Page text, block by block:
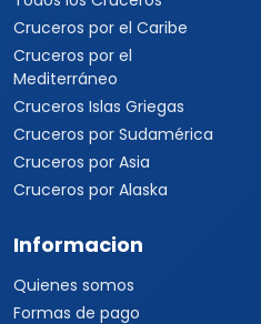
Cruceros por el Caribe
Cruceros por el
Mediterráneo
Cruceros Islas Griegas
Cruceros por Sudamérica
Cruceros por Asia
Cruceros por Alaska
Informacion
Quienes somos
Formas de pago